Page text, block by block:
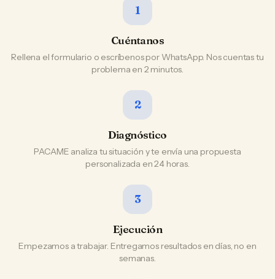
1
Cuéntanos
Rellena el formulario o escríbenos por WhatsApp. Nos cuentas tu
problema en 2 minutos.
2
Diagnóstico
PACAME analiza tu situación y te envía una propuesta
personalizada en 24 horas.
3
Ejecución
Empezamos a trabajar. Entregamos resultados en días, no en
semanas.